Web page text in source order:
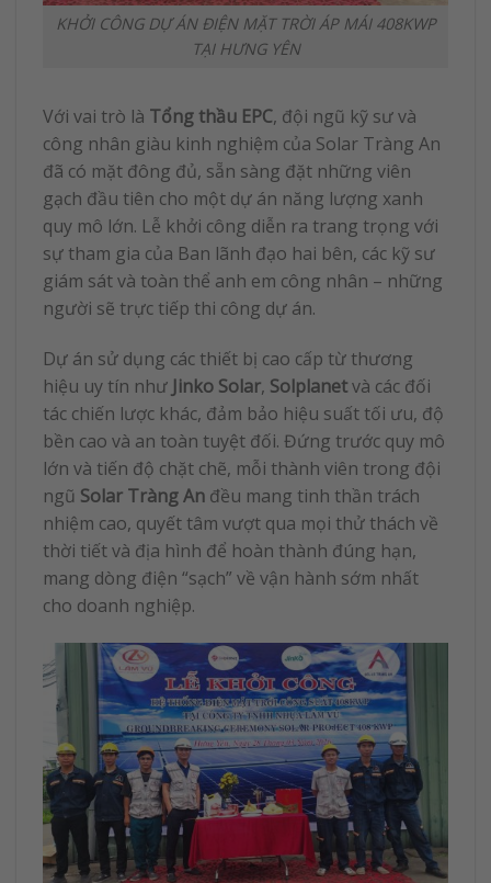
KHỞI CÔNG DỰ ÁN ĐIỆN MẶT TRỜI ÁP MÁI 408KWP
TẠI HƯNG YÊN
Với vai trò là Tổng thầu EPC, đội ngũ kỹ sư và
công nhân giàu kinh nghiệm của Solar Tràng An
đã có mặt đông đủ, sẵn sàng đặt những viên
gạch đầu tiên cho một dự án năng lượng xanh
quy mô lớn. Lễ khởi công diễn ra trang trọng với
sự tham gia của Ban lãnh đạo hai bên, các kỹ sư
giám sát và toàn thể anh em công nhân – những
người sẽ trực tiếp thi công dự án.
Dự án sử dụng các thiết bị cao cấp từ thương
hiệu uy tín như Jinko Solar, Solplanetvà các đối
tác chiến lược khác, đảm bảo hiệu suất tối ưu, độ
bền cao và an toàn tuyệt đối. Đứng trước quy mô
lớn và tiến độ chặt chẽ, mỗi thành viên trong đội
ngũ Solar Tràng An đều mang tinh thần trách
nhiệm cao, quyết tâm vượt qua mọi thử thách về
thời tiết và địa hình để hoàn thành đúng hạn,
mang dòng điện “sạch” về vận hành sớm nhất
cho doanh nghiệp.